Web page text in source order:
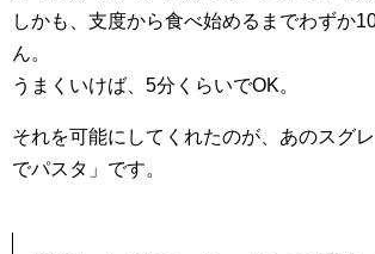
しかも、支度から食べ始めるまでわずか
ん。
うまくいけば、5分くらいでOK。
それを可能にしてくれたのが、あのスグ
でパスタ」です。